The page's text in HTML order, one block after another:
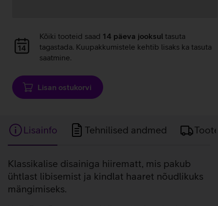
laadimine
Andmete
laadimine
Kõiki tooteid saad 14 päeva jooksul tasuta
tagastada. Kuupakkumistele kehtib lisaks ka tasuta
saatmine.
Lisan ostukorvi
Lisainfo Tehnilised andmed
Lisainfo
Klassikalise disainiga hiirematt, mis pakub
ühtlast libisemist ja kindlat haaret nõudlikuks
mängimiseks.